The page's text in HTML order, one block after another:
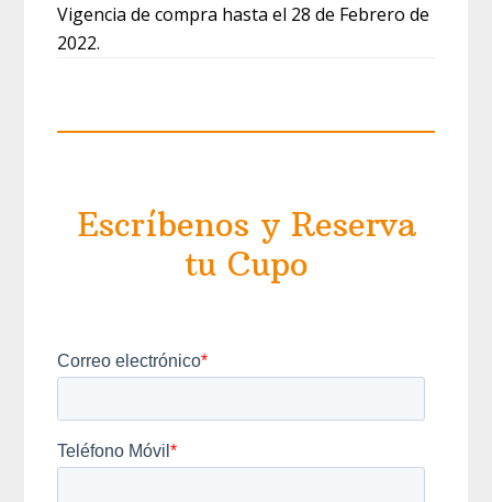
Vigencia de compra hasta el 28 de Febrero de
2022.
Escríbenos y Reserva
tu Cupo